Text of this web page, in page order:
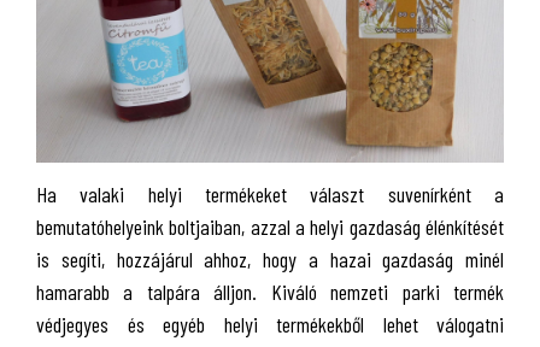
Ha valaki helyi termékeket választ suvenírként a
bemutatóhelyeink boltjaiban, azzal a helyi gazdaság élénkítését
is segíti, hozzájárul ahhoz, hogy a hazai gazdaság minél
hamarabb a talpára álljon. Kiváló nemzeti parki termék
védjegyes és egyéb helyi termékekből lehet válogatni